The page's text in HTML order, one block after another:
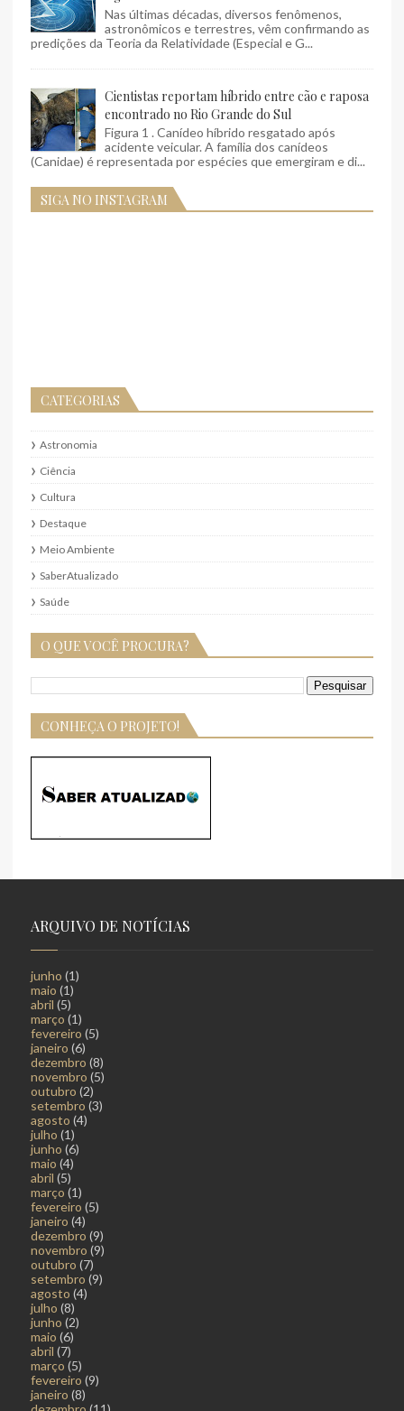
Nas últimas décadas, diversos fenômenos,
astronômicos e terrestres, vêm confirmando as
predições da Teoria da Relatividade (Especial e G...
Cientistas reportam híbrido entre cão e raposa
encontrado no Rio Grande do Sul
Figura 1 . Canídeo híbrido resgatado após
acidente veicular. A família dos canídeos
(Canidae) é representada por espécies que emergiram e di...
SIGA NO INSTAGRAM
CATEGORIAS
Astronomia
Ciência
Cultura
Destaque
Meio Ambiente
SaberAtualizado
Saúde
O QUE VOCÊ PROCURA?
CONHEÇA O PROJETO!
ARQUIVO DE NOTÍCIAS
junho (1)
maio (1)
abril (5)
março (1)
fevereiro (5)
janeiro (6)
dezembro (8)
novembro (5)
outubro (2)
setembro (3)
agosto (4)
julho (1)
junho (6)
maio (4)
abril (5)
março (1)
fevereiro (5)
janeiro (4)
dezembro (9)
novembro (9)
outubro (7)
setembro (9)
agosto (4)
julho (8)
junho (2)
maio (6)
abril (7)
março (5)
fevereiro (9)
janeiro (8)